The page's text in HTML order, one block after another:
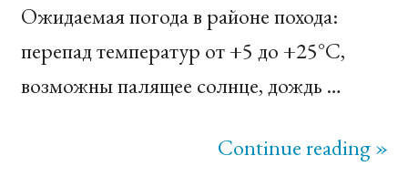
Ожидаемая погода в районе похода:
перепад температур от +5 до +25°C,
возможны палящее солнце, дождь …
Continue reading »